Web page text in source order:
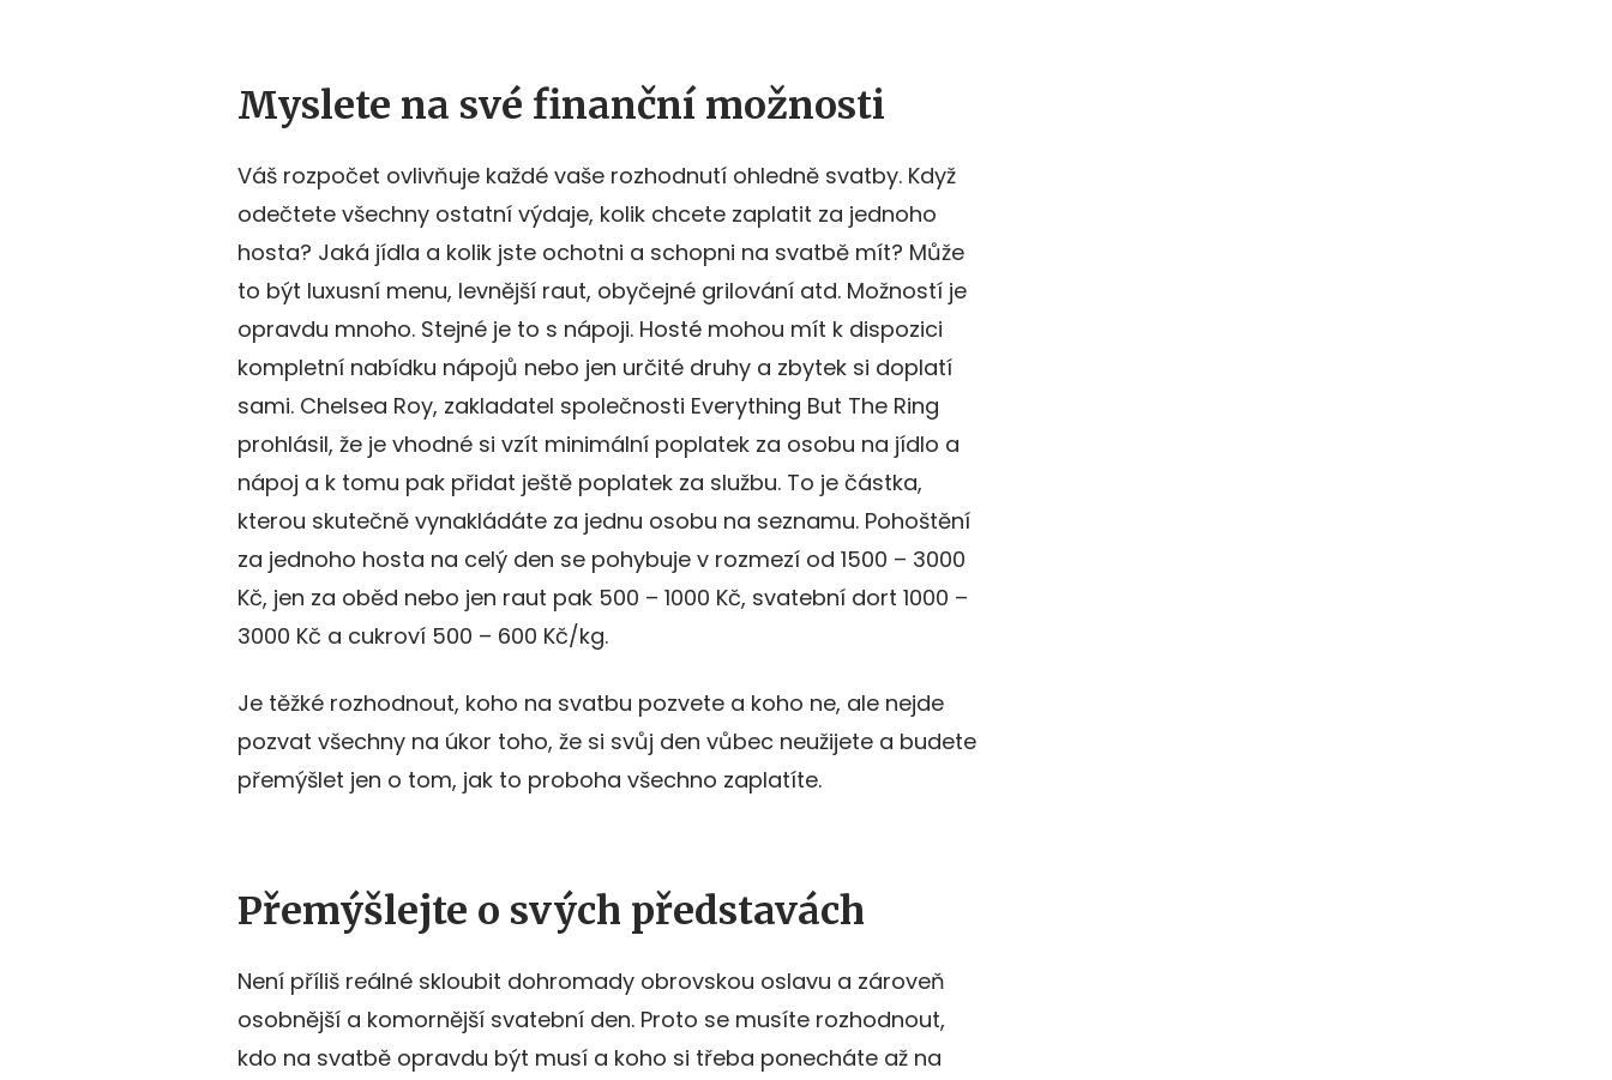
Myslete na své finanční možnosti
Váš rozpočet ovlivňuje každé vaše rozhodnutí ohledně svatby. Když
odečtete všechny ostatní výdaje, kolik chcete zaplatit za jednoho
hosta? Jaká jídla a kolik jste ochotni a schopni na svatbě mít? Může
to být luxusní menu, levnější raut, obyčejné grilování atd. Možností je
opravdu mnoho. Stejné je to s nápoji. Hosté mohou mít k dispozici
kompletní nabídku nápojů nebo jen určité druhy a zbytek si doplatí
sami. Chelsea Roy, zakladatel společnosti Everything But The Ring
prohlásil, že je vhodné si vzít minimální poplatek za osobu na jídlo a
nápoj a k tomu pak přidat ještě poplatek za službu. To je částka,
kterou skutečně vynakládáte za jednu osobu na seznamu. Pohoštění
za jednoho hosta na celý den se pohybuje v rozmezí od 1500 – 3000
Kč, jen za oběd nebo jen raut pak 500 – 1000 Kč, svatební dort 1000 –
3000 Kč a cukroví 500 – 600 Kč/kg.
Je těžké rozhodnout, koho na svatbu pozvete a koho ne, ale nejde
pozvat všechny na úkor toho, že si svůj den vůbec neužijete a budete
přemýšlet jen o tom, jak to proboha všechno zaplatíte.
Přemýšlejte o svých představách
Není příliš reálné skloubit dohromady obrovskou oslavu a zároveň
osobnější a komornější svatební den. Proto se musíte rozhodnout,
kdo na svatbě opravdu být musí a koho si třeba ponecháte až na